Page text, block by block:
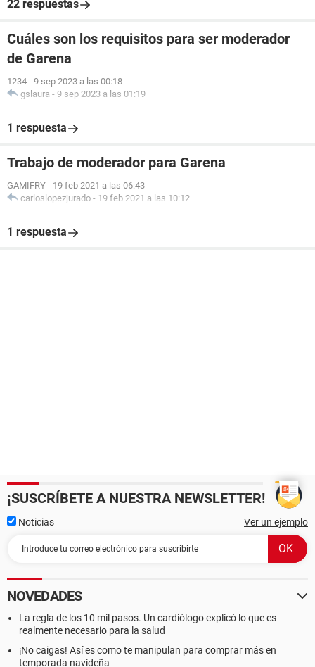
22 respuestas
Cuáles son los requisitos para ser moderador
de Garena
1234 - 9 sep 2023 a las 00:18
gslaura - 9 sep 2023 a las 01:19
1 respuesta
Trabajo de moderador para Garena
GAMIFRY - 19 feb 2021 a las 06:43
carloslopezjurado - 19 feb 2021 a las 10:12
1 respuesta
¡SUSCRÍBETE A NUESTRA NEWSLETTER!
Noticias Ver un ejemplo
NOVEDADES
La regla de los 10 mil pasos. Un cardiólogo explicó lo que es
realmente necesario para la salud
¡No caigas! Así es como te manipulan para comprar más en
temporada navideña